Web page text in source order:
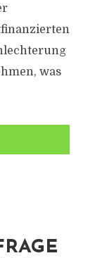
was